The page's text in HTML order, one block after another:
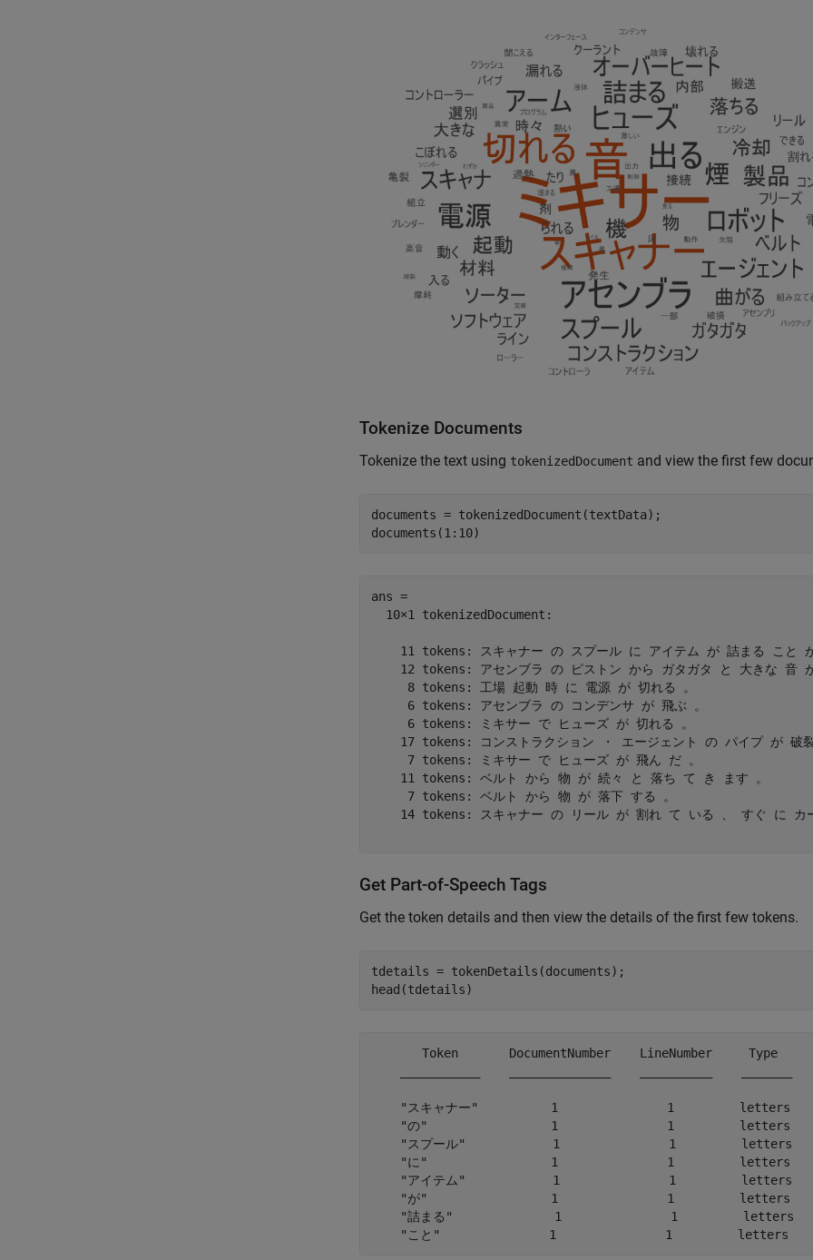
Tokenize Documents
Tokenize the text using tokenizedDocument and view the first few
documents = tokenizedDocument(textData);
documents(1:10)
ans =
  10×1 tokenizedDocument:
11 tokens: スキャナー の スプール に アイテム が 詰まる こと
12 tokens: アセンブラ の ピストン から ガタガタ と 大きな 音
     8 tokens: 工場 起動 時 に 電源 が 切れる 。
     6 tokens: アセンブラ の コンデンサ が 飛ぶ 。
     6 tokens: ミキサー で ヒューズ が 切れる 。
17 tokens: コンストラクション ・ エージェント の パイプ が 破
     7 tokens: ミキサー で ヒューズ が 飛ん だ 。
    11 tokens: ベルト から 物 が 続々 と 落ち て き ます 。
     7 tokens: ベルト から 物 が 落下 する 。
14 tokens: スキャナー の リール が 割れ て いる 、 すぐ に カ
Get Part-of-Speech Tags
Get the token details and then view the details of the first few tokens.
tdetails = tokenDetails(documents);
head(tdetails)
Token       DocumentNumber    LineNumber     Type
"スキャナー"          1               1         letters
"の"                 1               1         letters
"スプール"            1               1         letters
"に"                 1               1         letters
"アイテム"            1               1         letters
"が"                 1               1         letters
"詰まる"              1               1         letters